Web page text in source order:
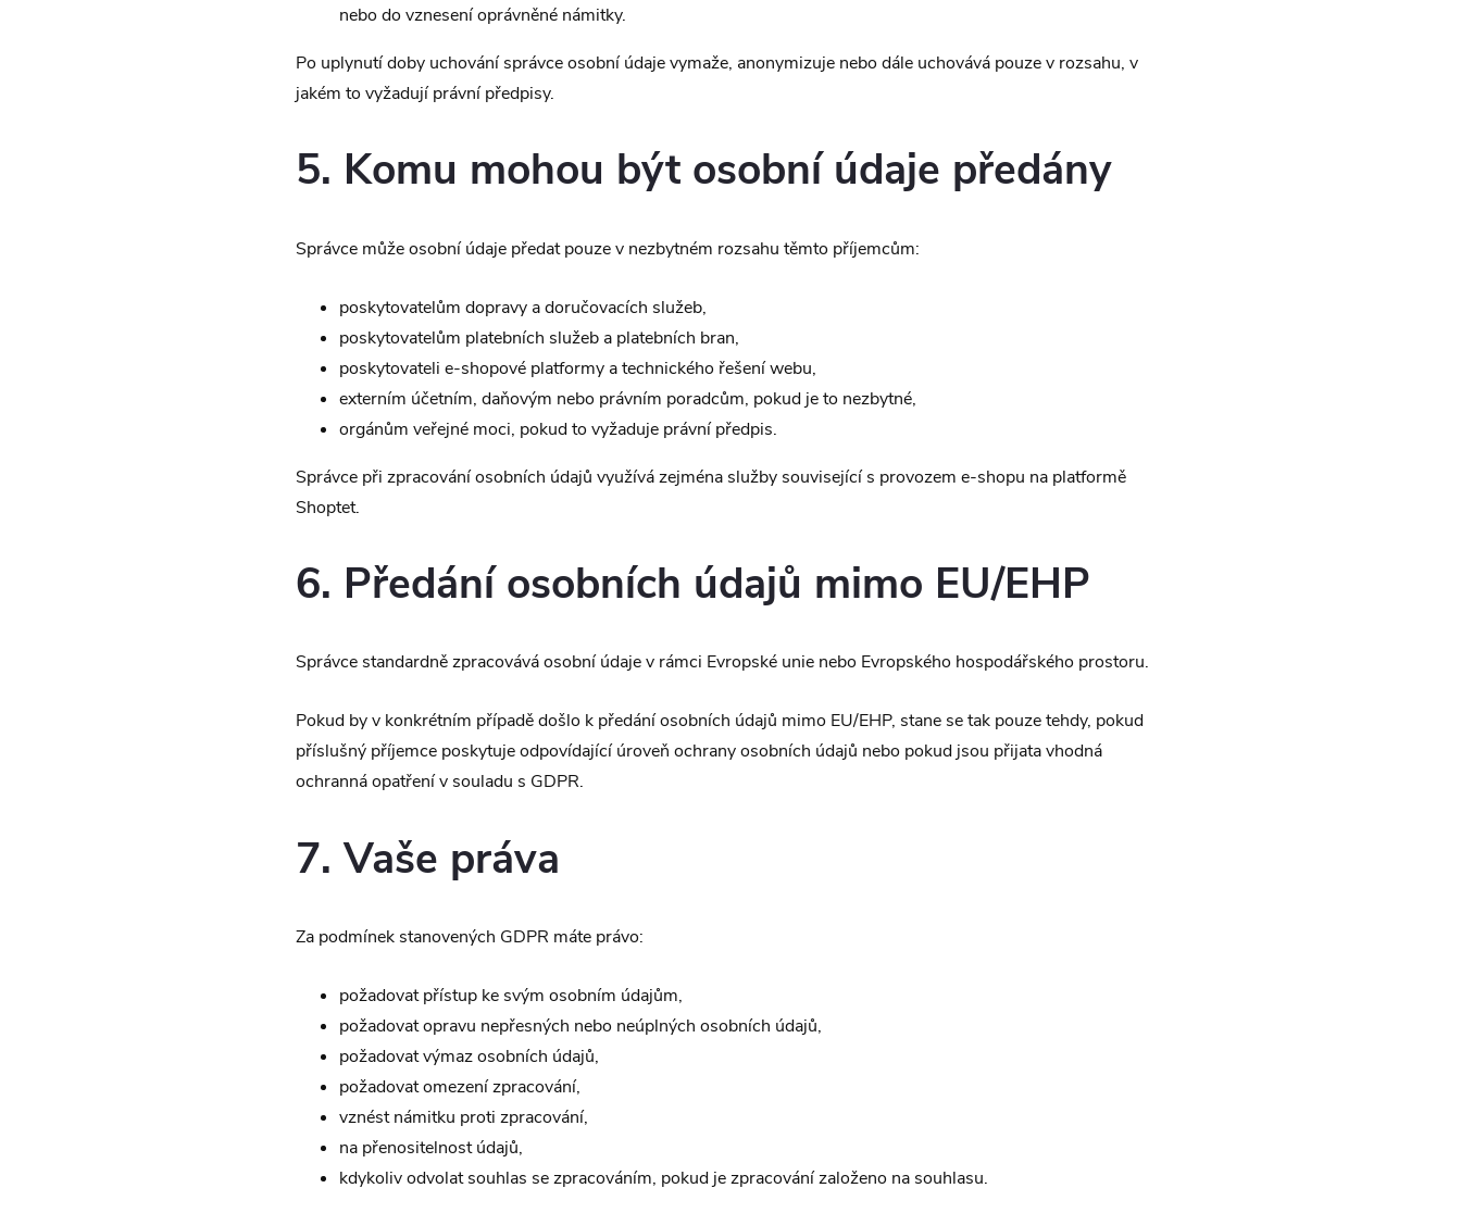
nebo do vznesení oprávněné námitky.
Po uplynutí doby uchování správce osobní údaje vymaže, anonymizuje nebo dále uchovává pouze v rozsahu, v
jakém to vyžadují právní předpisy.
5. Komu mohou být osobní údaje předány
Správce může osobní údaje předat pouze v nezbytném rozsahu těmto příjemcům:
poskytovatelům dopravy a doručovacích služeb,
poskytovatelům platebních služeb a platebních bran,
poskytovateli e-shopové platformy a technického řešení webu,
externím účetním, daňovým nebo právním poradcům, pokud je to nezbytné,
orgánům veřejné moci, pokud to vyžaduje právní předpis.
Správce při zpracování osobních údajů využívá zejména služby související s provozem e-shopu na platformě
Shoptet.
6. Předání osobních údajů mimo EU/EHP
Správce standardně zpracovává osobní údaje v rámci Evropské unie nebo Evropského hospodářského prostoru.
Pokud by v konkrétním případě došlo k předání osobních údajů mimo EU/EHP, stane se tak pouze tehdy, pokud
příslušný příjemce poskytuje odpovídající úroveň ochrany osobních údajů nebo pokud jsou přijata vhodná
ochranná opatření v souladu s GDPR.
7. Vaše práva
Za podmínek stanovených GDPR máte právo:
požadovat přístup ke svým osobním údajům,
požadovat opravu nepřesných nebo neúplných osobních údajů,
požadovat výmaz osobních údajů,
požadovat omezení zpracování,
vznést námitku proti zpracování,
na přenositelnost údajů,
kdykoliv odvolat souhlas se zpracováním, pokud je zpracování založeno na souhlasu.